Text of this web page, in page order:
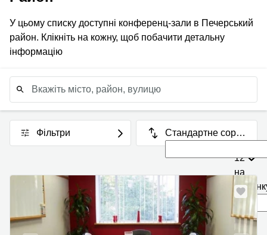
Бізнес-
центри
Коворкінги
Віртуальні
офіси
Печерський
район
Подільський
Солом'янський
Львів
Івано-
Києва
Офіси у
Печерському
Конференц-
зал Львів
Коворкінг
Київ
Здати в оренду
У цьому списку доступні конференц-зали в Печерський
район. Клікніть на кожну, щоб побачити детальну
інформацію
12
на
Фільтри
Стандартне сорту